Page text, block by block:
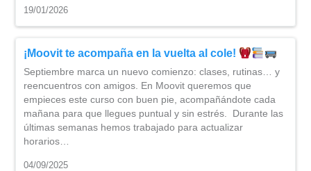
19/01/2026
¡Moovit te acompaña en la vuelta al cole!
Septiembre marca un nuevo comienzo: clases, rutinas… y
reencuentros con amigos. En Moovit queremos que
empieces este curso con buen pie, acompañándote cada
mañana para que llegues puntual y sin estrés. Durante las
últimas semanas hemos trabajado para actualizar
horarios…
04/09/2025